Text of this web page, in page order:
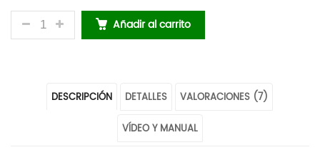
MOTOR PARA PUERTA DE GARAJE - COOL 1000
Añadir al carrito
DESCRIPCIÓN DETALLES VALORACIONES (7)
VÍDEO Y MANUAL